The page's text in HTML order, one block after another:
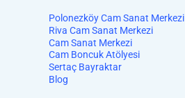
Polonezköy Cam Sanat Merkezi
Riva Cam Sanat Merkezi
Cam Sanat Merkezi
Cam Boncuk Atölyesi
Sertaç Bayraktar
Blog